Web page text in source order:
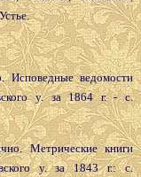
ведомости
у. за 1864 г. - с.
Метрические книги
у. за 1843 г.: с.